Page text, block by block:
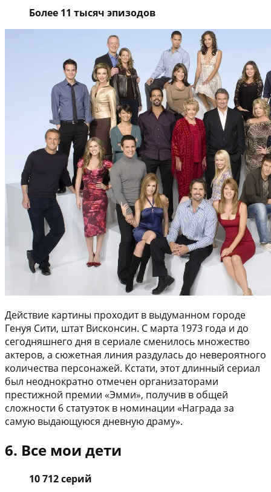
Более 11 тысяч эпизодов
Действие картины проходит в выдуманном городе
Генуя Сити, штат Висконсин. С марта 1973 года и до
сегодняшнего дня в сериале сменилось множество
актеров, а сюжетная линия раздулась до невероятного
количества персонажей. Кстати, этот длинный сериал
был неоднократно отмечен организаторами
престижной премии «Эмми», получив в общей
сложности 6 статуэток в номинации «Награда за
самую выдающуюся дневную драму».
6. Все мои дети
10 712 серий